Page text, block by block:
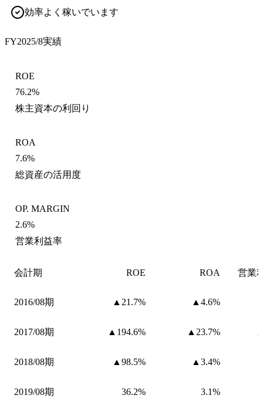
効率よく稼いでいます
FY2025/8実績
ROE
76.2%
株主資本の利回り
ROA
7.6%
総資産の活用度
OP. MARGIN
2.6%
営業利益率
会計期 ROE ROA 営業
2016/08期 ▲21.7% ▲4.6%
2017/08期 ▲194.6% ▲23.7%
2018/08期 ▲98.5% ▲3.4%
2019/08期 36.2% 3.1%